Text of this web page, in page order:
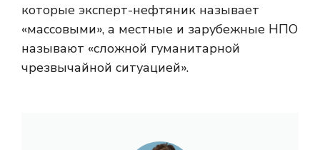
которые эксперт-нефтяник называет
«массовыми», а местные и зарубежные НПО
называют «сложной гуманитарной
чрезвычайной ситуацией».